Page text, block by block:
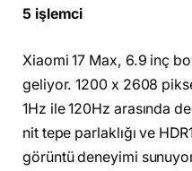
5 işlemci
Xiaomi 17 Max, 6.9 inç
geliyor. 1200 x 2608
1Hz ile 120Hz arasında
nit tepe parlaklığı ve
görüntü deneyimi